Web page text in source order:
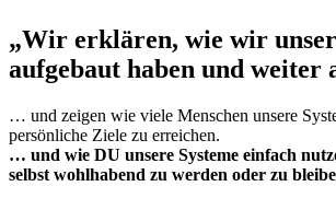
„Wir erklären, wie wir
aufgebaut haben und weiter
… und zeigen wie viele Menschen unsere
persönliche Ziele zu erreichen.
… und wie DU unsere Systeme einfach
selbst wohlhabend zu werden oder zu